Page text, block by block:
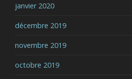
janvier 2020
décembre 2019
novembre 2019
octobre 2019